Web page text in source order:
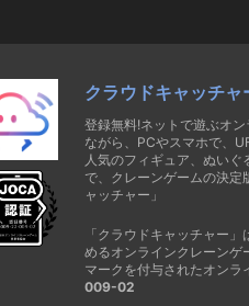
クラウドキャッチャ
登録無料!ネットで遊ぶオ
ながら、PCやスマホで、
人気のフィギュア、ぬい
で、クレーンゲームの決定
ャッチャー」
「クラウドキャッチャー
めるオンラインクレーンゲ
マークを付与されたオンラ
009-02